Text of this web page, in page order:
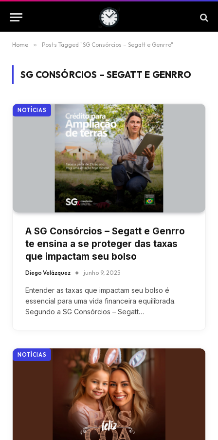
Home » Posts Tagged "SG Consórcios – Segatt e Genrro"
SG CONSÓRCIOS – SEGATT E GENRRO
NOTÍCIAS
A SG Consórcios – Segatt e Genrro
te ensina a se proteger das taxas
que impactam seu bolso
Diego Velázquez junho 9, 2025
Entender as taxas que impactam seu bolso é
essencial para uma vida financeira equilibrada.
Segundo a SG Consórcios – Segatt…
NOTÍCIAS